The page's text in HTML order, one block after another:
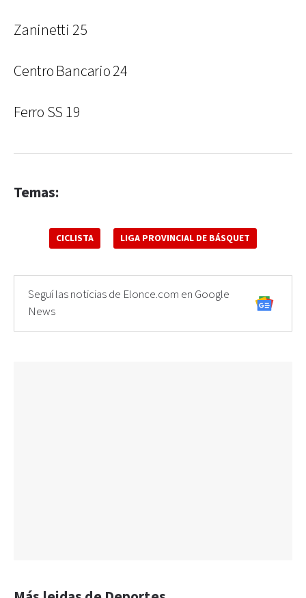
Zaninetti 25
Centro Bancario 24
Ferro SS 19
Temas:
CICLISTA LIGA PROVINCIAL DE BÁSQUET
Seguí las noticias de Elonce.com en Google
News